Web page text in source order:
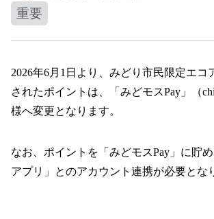
重要
2026年6月1日より、みどり市民限定エコ
されたポイントは、「みどモスPay」（
様へ変更となります。
なお、ポイントを「みどモスPay」に貯
アプリ」とのアカウント連携が必要とな